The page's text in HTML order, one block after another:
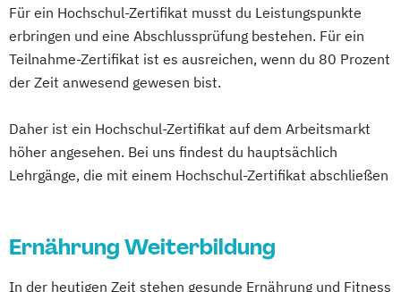
Ernährungsberater für Schwangere
Ernährungsberater für Senioren
Ernährungsberater für Sportler
Ernährungsberater für Sportler (inkl.
Ernährung C-Lizenz)
Ernährungsberater für Sportler A-Lizenz
(inkl. Ernährung C-Lizenz und
Ernährungsberater für vegetarische
Nordic Walking Trainer Ausbildung
Pilates Trainer Ausbildung Reha Trainer
Seniorentrainer Ausbildung
Wirbelsäulengymnastik Trainer Ausbildung
Yoga Trainer Ausbildung
Für ein Hochschul-Zertifikat musst du Leistungspunkte
erbringen und eine Abschlussprüfung bestehen. Für ein
Teilnahme-Zertifikat ist es ausreichen, wenn du 80 Prozent
der Zeit anwesend gewesen bist.
Daher ist ein Hochschul-Zertifikat auf dem Arbeitsmarkt
höher angesehen. Bei uns findest du hauptsächlich
Lehrgänge, die mit einem Hochschul-Zertifikat abschließen
Ernährung Weiterbildung
In der heutigen Zeit stehen gesunde Ernährung und Fitness